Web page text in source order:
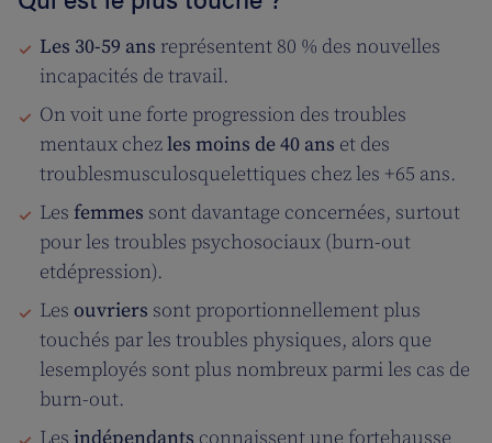
Les 30-59 ans représentent 80 % des nouvelles
incapacités de travail.
On voit une forte progression des troubles
mentaux chezles moins de 40 ans et des
troublesmusculosquelettiques chez les +65 ans.
Les femmes sont davantage concernées, surtout
pour les troubles psychosociaux (burn-out
etdépression).
Les ouvriers sont proportionnellement plus
touchés par les troubles physiques, alors que
lesemployés sont plus nombreux parmi les cas de
burn-out.